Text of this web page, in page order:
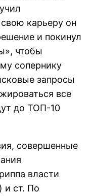
карьеру он
и покинул
чтобы
сопернику
запросы
все
до ТОП-10
совершенные
власти
и ст. По